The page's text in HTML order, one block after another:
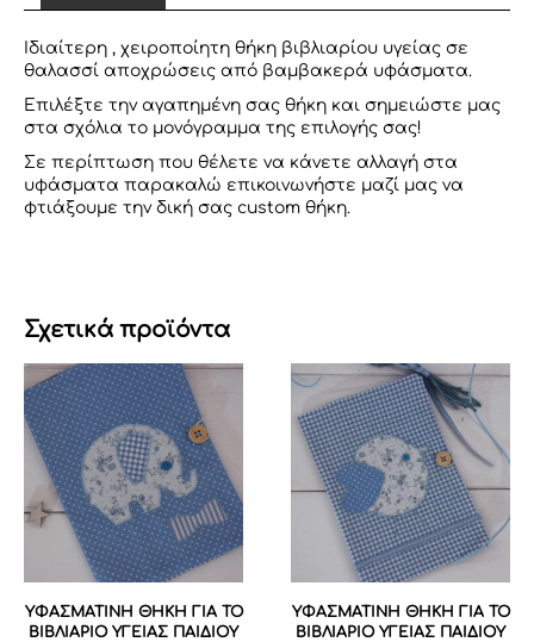
ΠΟΥΑ
Ιδιαίτερη , χειροποίητη θήκη βιβλιαρίου υγείας σε
θαλασσί αποχρώσεις από βαμβακερά υφάσματα.
Επιλέξτε την αγαπημένη σας θήκη και σημειώστε μας
στα σχόλια το μονόγραμμα της επιλογής σας!
Σε περίπτωση που θέλετε να κάνετε αλλαγή στα
υφάσματα παρακαλώ επικοινωνήστε μαζί μας να
φτιάξουμε την δική σας custom θήκη.
Σχετικά προϊόντα
ΥΦΑΣΜΑΤΙΝΗ ΘΗΚΗ ΓΙΑ ΤΟ
ΒΙΒΛΙΑΡΙΟ ΥΓΕΙΑΣ ΠΑΙΔΙΟΥ
ΥΦΑΣΜΑΤΙΝΗ ΘΗΚΗ ΓΙΑ ΤΟ
ΒΙΒΛΙΑΡΙΟ ΥΓΕΙΑΣ ΠΑΙΔΙΟΥ